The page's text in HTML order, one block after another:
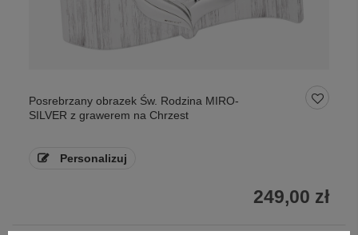
Posrebrzany obrazek Św. Rodzina MIRO-
SILVER z grawerem na Chrzest
Personalizuj
249,00 zł